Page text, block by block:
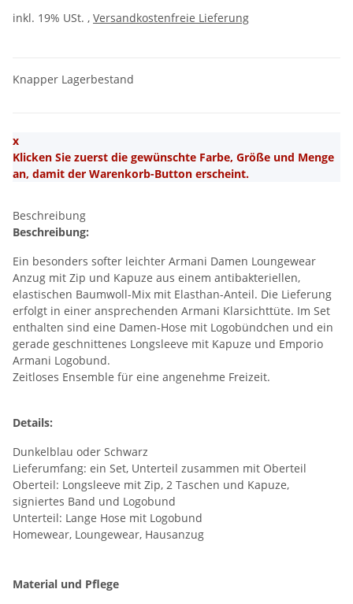
inkl. 19% USt. , Versandkostenfreie Lieferung
Knapper Lagerbestand
x
Klicken Sie zuerst die gewünschte Farbe, Größe und Menge
an, damit der Warenkorb-Button erscheint.
Beschreibung
Beschreibung:
Ein besonders softer leichter Armani Damen Loungewear
Anzug mit Zip und Kapuze aus einem antibakteriellen,
elastischen Baumwoll-Mix mit Elasthan-Anteil. Die Lieferung
erfolgt in einer ansprechenden Armani Klarsichttüte. Im Set
enthalten sind eine Damen-Hose mit Logobündchen und ein
gerade geschnittenes Longsleeve mit Kapuze und Emporio
Armani Logobund.
Zeitloses Ensemble für eine angenehme Freizeit.
Details:
Dunkelblau oder Schwarz
Lieferumfang: ein Set, Unterteil zusammen mit Oberteil
Oberteil: Longsleeve mit Zip, 2 Taschen und Kapuze,
signiertes Band und Logobund
Unterteil: Lange Hose mit Logobund
Homewear, Loungewear, Hausanzug
Material und Pflege